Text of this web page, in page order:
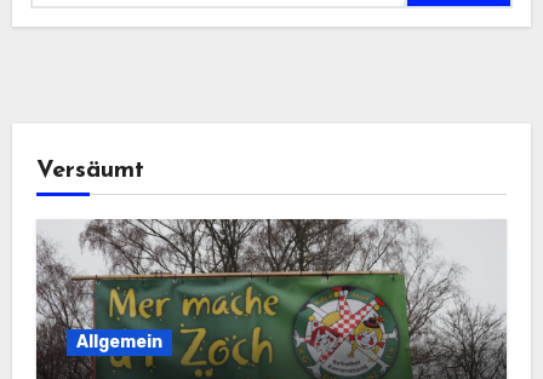
Versäumt
Allgemein